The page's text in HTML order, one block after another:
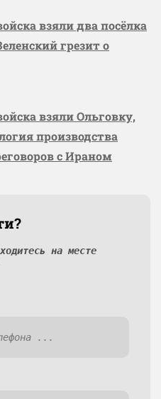
взяли два посёлка
грезит о
взяли Ольговку,
производства
с Ираном
на месте